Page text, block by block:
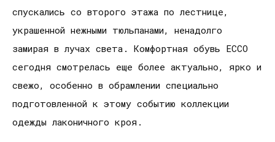
спускались со второго этажа по лестнице,
украшенной нежными тюльпанами, ненадолго
замирая в лучах света. Комфортная обувь ECCO
сегодня смотрелась еще более актуально, ярко и
свежо, особенно в обрамлении специально
подготовленной к этому событию коллекции
одежды лаконичного кроя.